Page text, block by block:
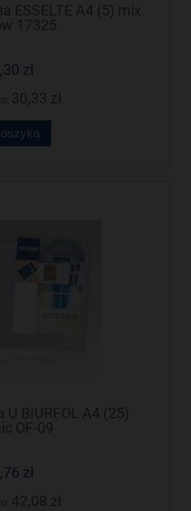
ESSELTE A4 (5) mix
17325
zł
BIURFOL A4 (25)
OF-09
zł